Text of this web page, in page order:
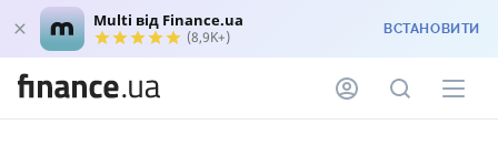
Multi від Finance.ua
(8,9K+) ВСТАНОВИТИ